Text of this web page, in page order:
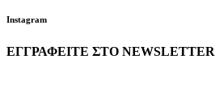
Instagram
ΕΓΓΡΑΦΕΙΤΕ ΣΤΟ NEWSLETTER